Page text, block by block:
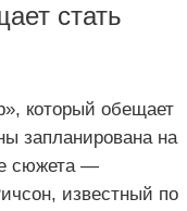
стать
который обещает
запланирована на
сюжета —
известный по